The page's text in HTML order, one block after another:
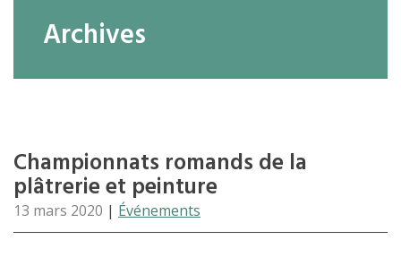
Archives
Championnats romands de la
plâtrerie et peinture
13 mars 2020 | Événements